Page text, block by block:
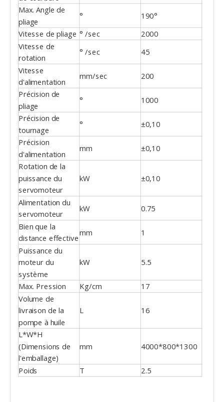
Max. Angle de
pliage
°
190°
Vitesse de pliage ° /sec
2000
Vitesse de
rotation
° /sec
45
Vitesse
d'alimentation
mm/sec
200
Précision de
pliage
°
1000
Précision de
tournage
°
±0,10
Précision
d'alimentation
mm
±0,10
Rotation de la
puissance du
servomoteur
kW ±0,10
Alimentation du
servomoteur
kW
0.75
Bien que la
distance effective
mm
1
Puissance du
moteur du
système
kW 5.5
Max. Pression Kg/cm
17
Volume de
livraison de la
pompe à huile
L 16
L*W*H
(Dimensions de
l'emballage)
mm 4000*800*1300
Poids T 2.5